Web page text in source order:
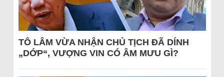
TÔ LÂM VỪA NHẬN CHỦ TỊCH ĐÃ DÍNH
„DỚP“, VƯỢNG VIN CÓ ÂM MƯU GÌ?